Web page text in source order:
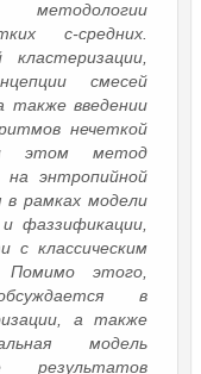
методологии
c-средних.
смесей
также введении
нечеткой
этом метод
на энтропийной
в рамках модели
фаззификации,
с классическим
Помимо этого,
в
а также
модель
результатов